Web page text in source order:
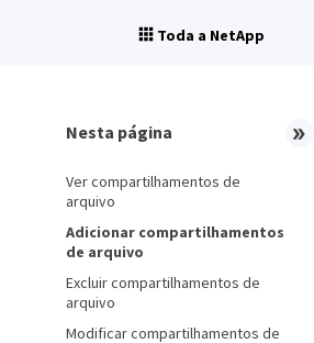
Toda a NetApp
Nesta página
Ver compartilhamentos de
arquivo
Adicionar compartilhamentos
de arquivo
Excluir compartilhamentos de
arquivo
Modificar compartilhamentos de